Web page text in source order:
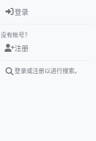
登录
没有帐号？
注册
登录或注册以进行搜索。